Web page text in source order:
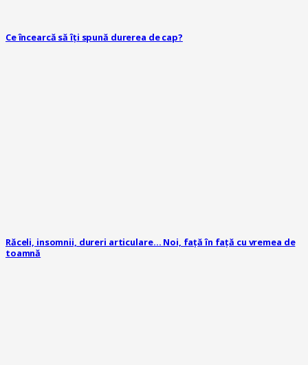
Ce încearcă să îți spună durerea de cap?
Răceli, insomnii, dureri articulare… Noi, față în față cu vremea de
toamnă